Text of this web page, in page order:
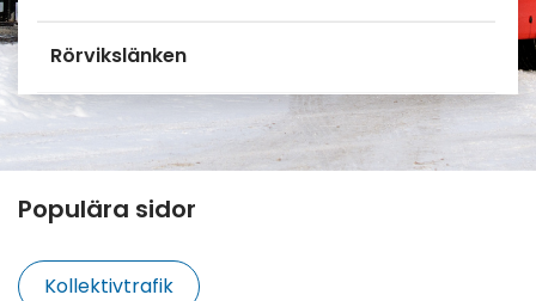
Rörvikslänken
Populära sidor
Kollektivtrafik